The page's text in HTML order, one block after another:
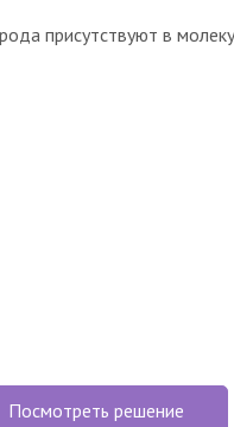
присутствуют в
Посмотреть решение